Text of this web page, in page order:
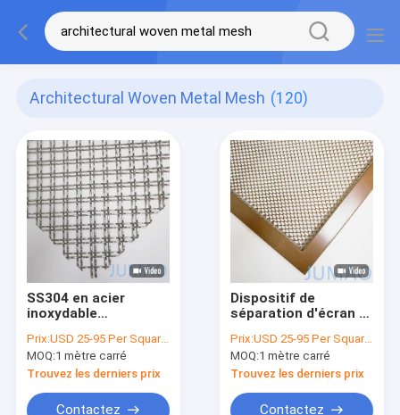
Architectural Woven Metal Mesh (120)
SS304 en acier
inoxydable
panneaux en treillis
métalliques tissés
décoratifs OEM
Prix:USD 25-95 Per Square Meter
MOQ:1 mètre carré
Trouvez les derniers prix
Contactez
Dispositif de
séparation d'écran à
personnalisé
Maillage métallique
tissé architectural
Champagne or
Prix:USD 25-95 Per Square Meter
MOQ:1 mètre carré
Trouvez les derniers prix
Contactez